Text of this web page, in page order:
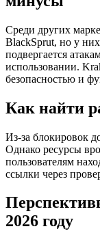
Среди других
BlackSprut, но у
подвергается
использовании.
безопасностью и
Как найти
Из-за блокировок
Однако ресурсы
пользователям
ссылки через
2026 году